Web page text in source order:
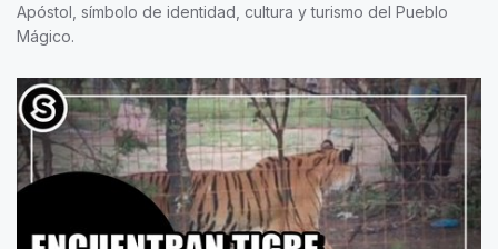
Apóstol, símbolo de identidad, cultura y turismo del Pueblo
Mágico.